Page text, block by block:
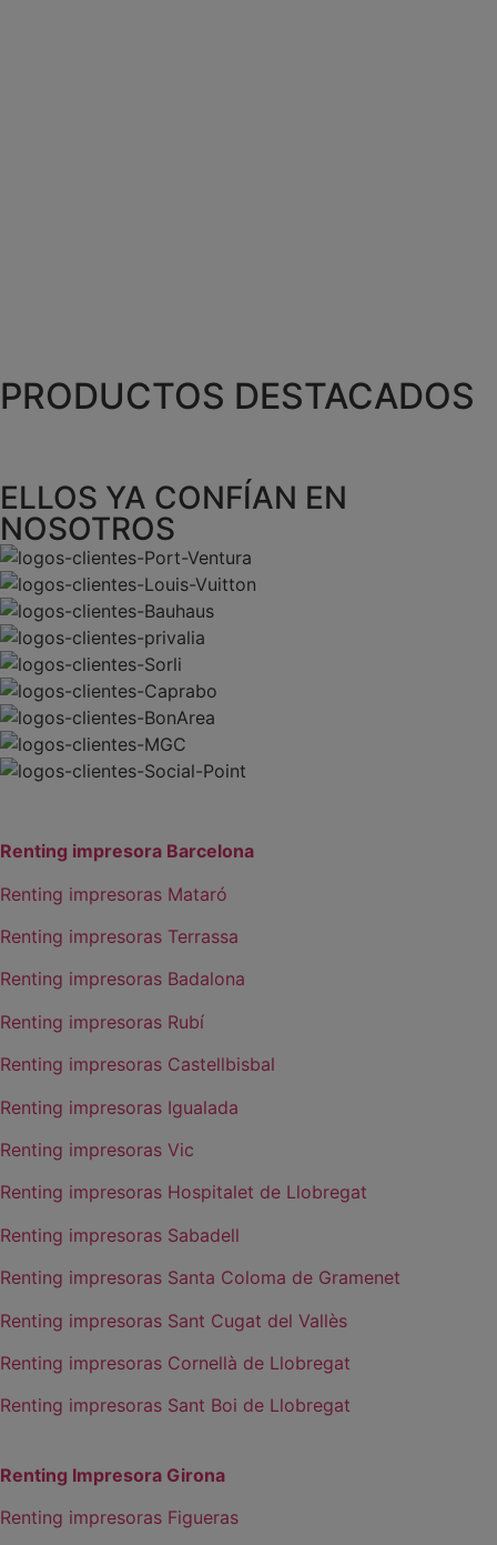
PRODUCTOS DESTACADOS
ELLOS YA CONFÍAN EN
NOSOTROS
Renting impresora Barcelona
Renting impresoras Mataró
Renting impresoras Terrassa
Renting impresoras Badalona
Renting impresoras Rubí
Renting impresoras Castellbisbal
Renting impresoras Igualada
Renting impresoras Vic
Renting impresoras Hospitalet de Llobregat
Renting impresoras Sabadell
Renting impresoras Santa Coloma de Gramenet
Renting impresoras Sant Cugat del Vallès
Renting impresoras Cornellà de Llobregat
Renting impresoras Sant Boi de Llobregat
Renting Impresora Girona
Renting impresoras Figueras